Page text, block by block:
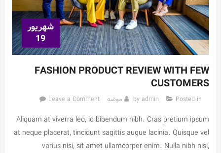
شهریور
19
FASHION PRODUCT REVIEW WITH FEW
CUSTOMERS
by admin Posted in موضه Leave a Comment
on
Product
Review
Aliquam at viverra leo, id bibendum nibh. Cras pretium ipsum
at neque placerat, tincidunt sagittis augue lacinia. Quisque vel
varius nisi, sit amet ullamcorper enim. Nulla nibh nisi,